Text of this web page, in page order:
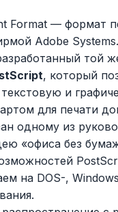
Format — формат
Adobe Systems.
той
, который
и
для печати
одному из
«офиса без
на DOS-,